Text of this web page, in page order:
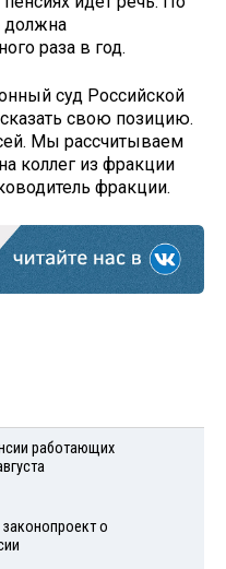
должна
раза в год.
суд Российской
свою позицию.
Мы рассчитываем
коллег из фракции
фракции.
работающих
о